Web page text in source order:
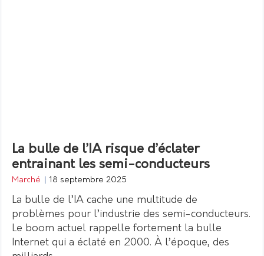
La bulle de l’IA risque d’éclater
entrainant les semi-conducteurs
Marché 18 septembre 2025
La bulle de l’IA cache une multitude de
problèmes pour l’industrie des semi-conducteurs.
Le boom actuel rappelle fortement la bulle
Internet qui a éclaté en 2000. À l’époque, des